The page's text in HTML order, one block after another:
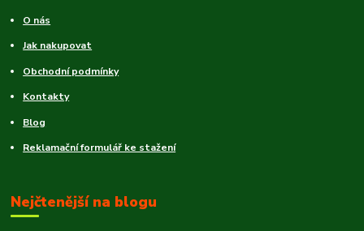
O nás
Jak nakupovat
Obchodní podmínky
Kontakty
Blog
Reklamační formulář ke stažení
Nejčtenější na blogu